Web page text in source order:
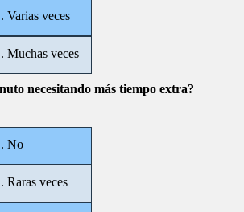
. Varias veces
. Muchas veces
necesitando más tiempo extra?
. No
. Raras veces